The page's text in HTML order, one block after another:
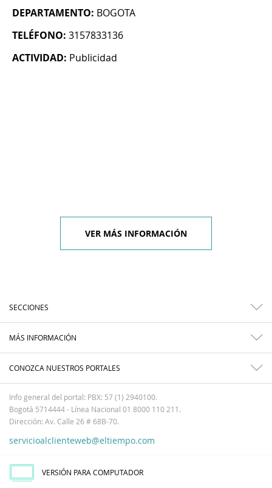
DEPARTAMENTO: BOGOTA
TELÉFONO: 3157833136
ACTIVIDAD: Publicidad
VER MÁS INFORMACIÓN
SECCIONES
MÁS INFORMACIÓN
CONOZCA NUESTROS PORTALES
Info general del portal: PBX: 57 (1) 2940100.
Bogotá 5714444 - Línea Nacional 01 8000 110 211.
Dirección: Av. Calle 26 # 68B-70.
servicioalclienteweb@eltiempo.com
VERSIÓN PARA COMPUTADOR